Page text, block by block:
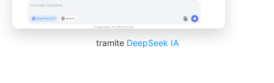
tramite DeepSeek IA